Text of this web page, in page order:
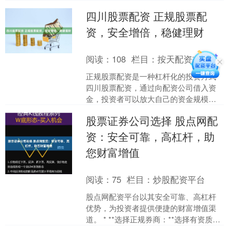
文将为您详细解析。 ## ....
四川股票配资 正规股票配
资，安全增倍，稳健理财
阅读： 108 栏目：按天配资交易
正规股票配资是一种杠杆化的投资方式
四川股票配资，通过向配资公司借入资
金，投资者可以放大自己的资金规模，
同，正规股票配资受到监管机....
股票证券公司选择 股点网配
资：安全可靠，高杠杆，助
您财富增值
阅读：75 栏目：炒股配资平台
股点网配资平台以其安全可靠、高杠杆
优势，为投资者提供便捷的财富增值渠
道。 * **选择正规券商：**选择有资质、